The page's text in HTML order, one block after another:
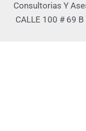
Consultorias Y
CALLE 100 # 69